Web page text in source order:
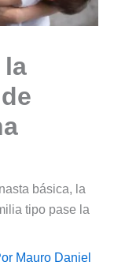
la
básica, la
tipo pase la
Mauro Daniel